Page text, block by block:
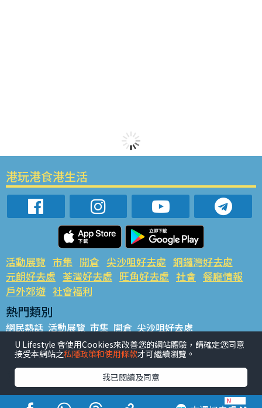
港玩港食港生活
活動展覽 市集 開倉 尖沙咀好去處 銅鑼灣好去處
元朗好去處 荃灣好去處 旺角好去處 社會 餐廳情報
戶外郊遊 社會福利
熱門類別
網民熱話 活動展覽 市集 開倉 尖沙咀好去處
銅鑼灣好去處 元朗好去處 荃灣好去處 旺角好去處 社會
餐廳情報 戶外郊遊
熱門標籤
#UGO搵好去處 #人氣活動推介 #美食社群熱話
U Lifestyle 會使用Cookies來改善您的網站體驗，請確定您同意
接受本網站之私隱政策和使用條款才可繼續瀏覽。
我已閱讀及同意